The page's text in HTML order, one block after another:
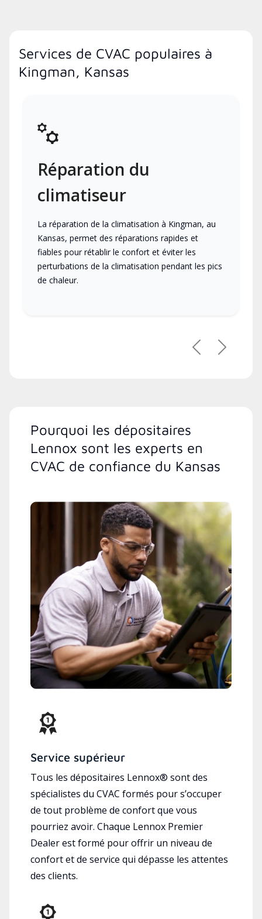
Services de CVAC populaires à
Kingman, Kansas
Réparation du
climatiseur
La réparation de la climatisation à Kingman, au
Kansas, permet des réparations rapides et
fiables pour rétablir le confort et éviter les
perturbations de la climatisation pendant les pics
de chaleur.
PrécédentSuivant
Pourquoi les dépositaires
Lennox sont les experts en
CVAC de confiance du Kansas
Service supérieur
Tous les dépositaires Lennox® sont des
spécialistes du CVAC formés pour s’occuper
de tout problème de confort que vous
pourriez avoir. Chaque Lennox Premier
Dealer est formé pour offrir un niveau de
confort et de service qui dépasse les attentes
des clients.